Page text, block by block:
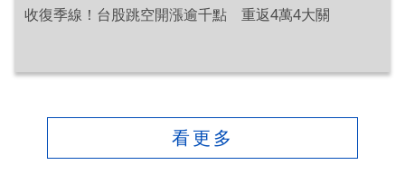
收復季線！台股跳空開漲逾千點 重返4萬4大關
看更多